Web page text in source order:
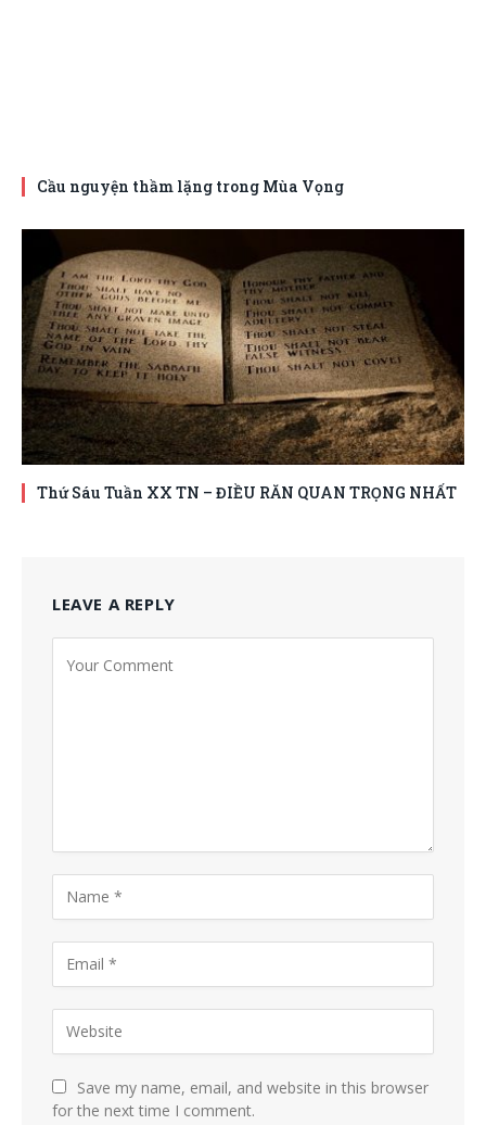
Cầu nguyện thầm lặng trong Mùa Vọng
Thứ Sáu Tuần XX TN – ĐIỀU RĂN QUAN TRỌNG NHẤT
LEAVE A REPLY
Save my name, email, and website in this browser
for the next time I comment.